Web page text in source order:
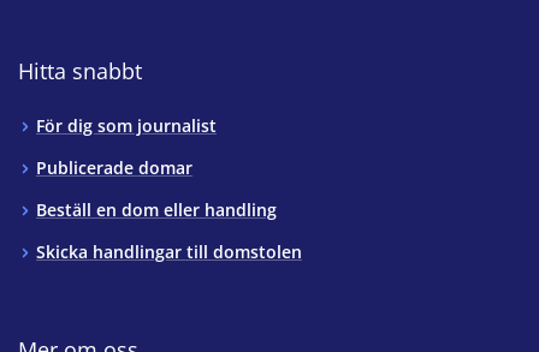
Hitta snabbt
För dig som journalist
Publicerade domar
Beställ en dom eller handling
Skicka handlingar till domstolen